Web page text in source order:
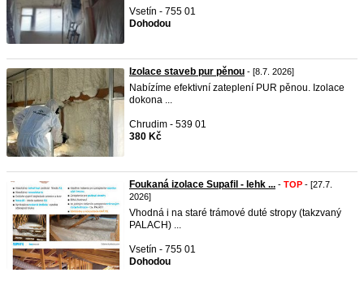
Vsetín - 755 01
Dohodou
Izolace staveb pur pěnou - [8.7. 2026]
Nabízíme efektivní zateplení PUR pěnou. Izolace
dokona ...
Chrudim - 539 01
380 Kč
Foukaná izolace Supafil - lehk ... - TOP - [27.7.
2026]
Vhodná i na staré trámové duté stropy (takzvaný
PALACH) ...
Vsetín - 755 01
Dohodou